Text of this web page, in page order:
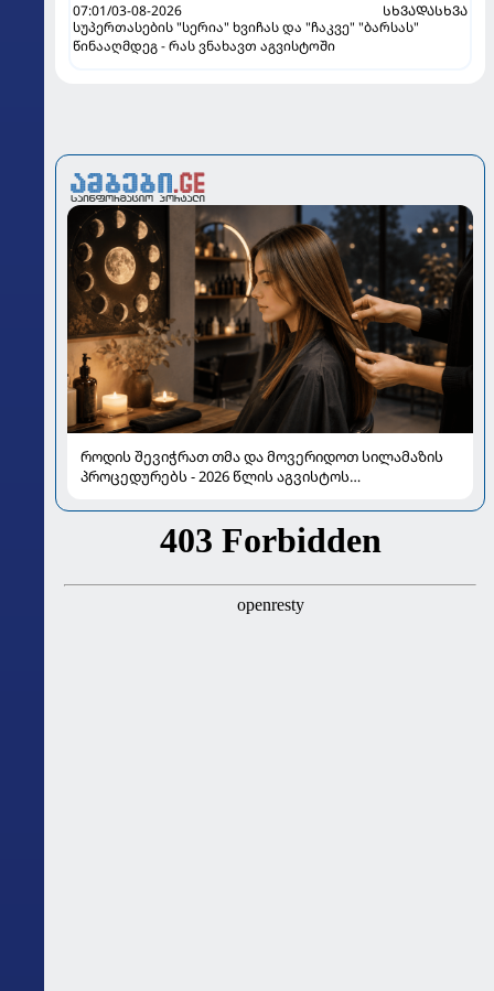
07:01/03-08-2026
ᲡᲮᲕᲐᲓᲐᲡᲮᲕᲐ
სუპერთასების "სერია" ხვიჩას და "ჩაკვე" "ბარსას"
წინააღმდეგ - რას ვნახავთ აგვისტოში
როდის შევიჭრათ თმა და მოვერიდოთ სილამაზის
პროცედურებს - 2026 წლის აგვისტოს